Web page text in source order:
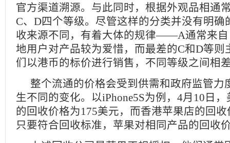
官方渠道溯源。与此同时，根据外观品相通
C、D四个等级。尽管这样的分类并没有明确
收来源不同，有着大体的规律——A通常来自
地用户对产品较为爱惜，而最差的C和D等则
们以港币的标价进行销售，不同等级之间相
整个流通的价格会受到供需和政府监管力
生不同的变化。以iPhone5S为例，4月10日
的回收价格为175美元，而香港苹果店的回
只要符合回收标准，苹果对相同产品的回收